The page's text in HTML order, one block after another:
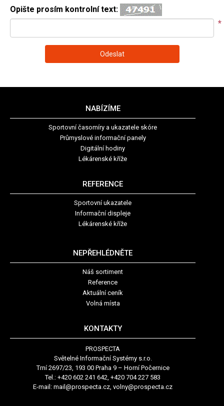
Opište prosím kontrolní text:
*
NABÍZÍME
Sportovní časomíry a ukazatele skóre
Průmyslové informační panely
Digitální hodiny
Lékárenské kříže
REFERENCE
Sportovní ukazatele
Informační displeje
Lékárenské kříže
NEPŘEHLÉDNĚTE
Náš sortiment
Reference
Aktuální ceník
Volná místa
KONTAKTY
PROSPECTA
Světelné Informační Systémy s.r.o.
Trní 2697/23, 193 00 Praha 9 – Horní Počernice
Tel.: +420 602 241 642, +420 704 227 583
E-mail: mail@prospecta.cz, volny@prospecta.cz